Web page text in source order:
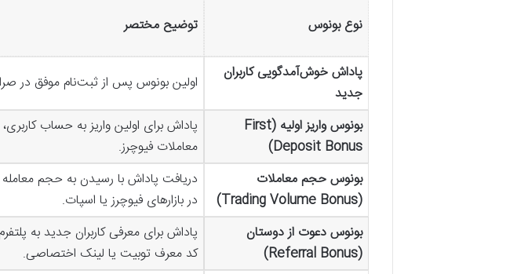
نوع بونوس توضیح مختصر
پاداش خوش‌آمدگویی کاربران
جدید
اولین بونوس پس از ثبت‌نام موفق در
بونوس واریز اولیه (First
Deposit Bonus)
پاداش برای اولین واریز به حساب
معاملات فیوچرز.
بونوس حجم معاملات
(Trading Volume Bonus)
دریافت پاداش با رسیدن به حجم
در بازارهای فیوچرز یا اسپات.
بونوس دعوت از دوستان
(Referral Bonus)
پاداش برای معرفی کاربران جدید به
کد معرف توبیت یا لینک اختصاصی.